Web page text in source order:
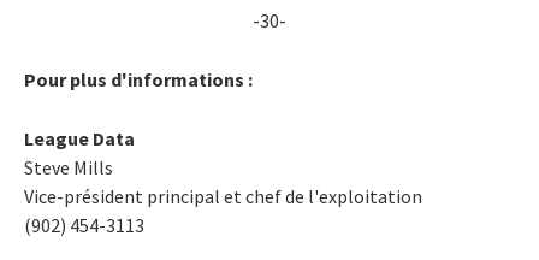
-30-
Pour plus d'informations :
League Data
Steve Mills
Vice-président principal et chef de l'exploitation
(902) 454-3113